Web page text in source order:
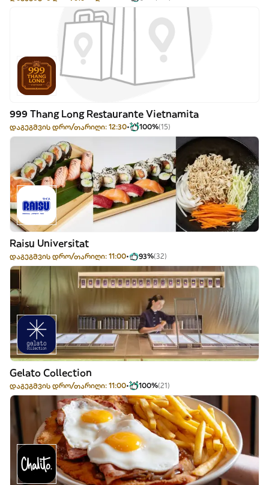
999 Thang Long Restaurante Vietnamita
დაგეგმვის დრო/თარიღი: 12:30 100%(15)
Raisu Universitat
დაგეგმვის დრო/თარიღი: 11:00 93%(32)
Gelato Collection
დაგეგმვის დრო/თარიღი: 11:00 100%(21)